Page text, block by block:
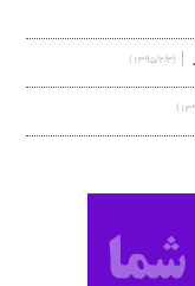
(۱۳۹۵/۲/۳)